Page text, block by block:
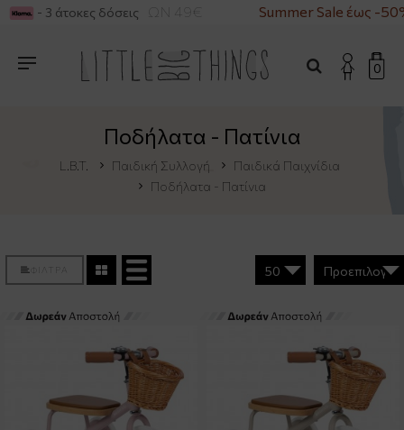
ΑΓΟΡΕΣ ΑΝΩ ΤΩΝ 49€ Summer Sale έως -50%
- 3 άτοκες δόσεις
0
Ποδήλατα - Πατίνια
L.B.T. Παιδική Συλλογή
Παιδικά Παιχνίδια
Ποδήλατα - Πατίνια
ΦΙΛΤΡΑ